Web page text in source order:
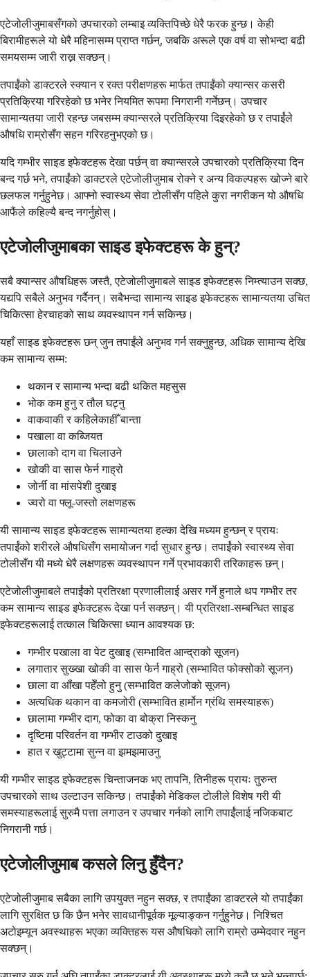
एटेजोलीजुमाबसँगको उपचारको लम्बाइ व्यक्तिपिच्छे धेरै फरक हुन्छ। केही
बिरामीहरूले यो धेरै महिनासम्म प्राप्त गर्छन्, जबकि अरूले एक वर्ष वा सोभन्दा बढी
समयसम्म जारी राख्न सक्छन्।
तपाईंको डाक्टरले स्क्यान र रक्त परीक्षणहरू मार्फत तपाईंको क्यान्सर कसरी
प्रतिक्रिया गरिरहेको छ भनेर नियमित रूपमा निगरानी गर्नेछन्। उपचार
सामान्यतया जारी रहन्छ जबसम्म क्यान्सरले प्रतिक्रिया दिइरहेको छ र तपाईंले
औषधि राम्रोसँग सहन गरिरहनुभएको छ।
यदि गम्भीर साइड इफेक्टहरू देखा पर्छन् वा क्यान्सरले उपचारको प्रतिक्रिया दिन
बन्द गर्छ भने, तपाईंको डाक्टरले एटेजोलीजुमाब रोक्ने र अन्य विकल्पहरू खोज्ने बारे
छलफल गर्नुहुनेछ। आफ्नो स्वास्थ्य सेवा टोलीसँग पहिले कुरा नगरीकन यो औषधि
आफैंले कहिल्यै बन्द नगर्नुहोस्।
एटेजोलीजुमाबका साइड इफेक्टहरू के हुन्?
सबै क्यान्सर औषधिहरू जस्तै, एटेजोलीजुमाबले साइड इफेक्टहरू निम्त्याउन सक्छ,
यद्यपि सबैले अनुभव गर्दैनन्। सबैभन्दा सामान्य साइड इफेक्टहरू सामान्यतया उचित
चिकित्सा हेरचाहको साथ व्यवस्थापन गर्न सकिन्छ।
यहाँ साइड इफेक्टहरू छन् जुन तपाईंले अनुभव गर्न सक्नुहुन्छ, अधिक सामान्य देखि
कम सामान्य सम्म:
थकान र सामान्य भन्दा बढी थकित महसुस
भोक कम हुनु र तौल घट्नु
वाकवाकी र कहिलेकाहीँ बान्ता
पखाला वा कब्जियत
छालाको दाग वा चिलाउने
खोकी वा सास फेर्न गाह्रो
जोर्नी वा मांसपेशी दुखाइ
ज्वरो वा फ्लू-जस्तो लक्षणहरू
यी सामान्य साइड इफेक्टहरू सामान्यतया हल्का देखि मध्यम हुन्छन् र प्रायः
तपाईंको शरीरले औषधिसँग समायोजन गर्दा सुधार हुन्छ। तपाईंको स्वास्थ्य सेवा
टोलीसँग यी मध्ये धेरै लक्षणहरू व्यवस्थापन गर्ने प्रभावकारी तरिकाहरू छन्।
एटेजोलीजुमाबले तपाईंको प्रतिरक्षा प्रणालीलाई असर गर्ने हुनाले थप गम्भीर तर
कम सामान्य साइड इफेक्टहरू देखा पर्न सक्छन्। यी प्रतिरक्षा-सम्बन्धित साइड
इफेक्टहरूलाई तत्काल चिकित्सा ध्यान आवश्यक छ:
गम्भीर पखाला वा पेट दुखाइ (सम्भावित आन्द्राको सूजन)
लगातार सुख्खा खोकी वा सास फेर्न गाह्रो (सम्भावित फोक्सोको सूजन)
छाला वा आँखा पहेँलो हुनु (सम्भावित कलेजोको सूजन)
अत्यधिक थकान वा कमजोरी (सम्भावित हार्मोन ग्रंथि समस्याहरू)
छालामा गम्भीर दाग, फोका वा बोक्रा निस्कनु
दृष्टिमा परिवर्तन वा गम्भीर टाउको दुखाइ
हात र खुट्टामा सुन्न वा झमझमाउनु
यी गम्भीर साइड इफेक्टहरू चिन्ताजनक भए तापनि, तिनीहरू प्रायः तुरुन्त
उपचारको साथ उल्टाउन सकिन्छ। तपाईंको मेडिकल टोलीले विशेष गरी यी
समस्याहरूलाई सुरुमै पत्ता लगाउन र उपचार गर्नको लागि तपाईंलाई नजिकबाट
निगरानी गर्छ।
एटेजोलीजुमाब कसले लिनु हुँदैन?
एटेजोलीजुमाब सबैका लागि उपयुक्त नहुन सक्छ, र तपाईंका डाक्टरले यो तपाईंका
लागि सुरक्षित छ कि छैन भनेर सावधानीपूर्वक मूल्याङ्कन गर्नुहुनेछ। निश्चित
अटोइम्यून अवस्थाहरू भएका व्यक्तिहरू यस औषधिको लागि राम्रो उम्मेदवार नहुन
सक्छन्।